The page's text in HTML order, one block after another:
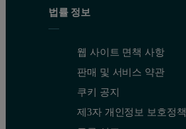
법률 정보
웹 사이트 면책 사항
판매 및 서비스 약관
쿠키 공지
제3자 개인정보 보호정책